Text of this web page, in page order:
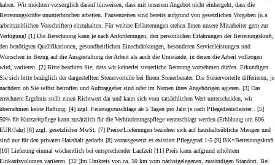
haben. Wir möchten vorsorglich darauf hinweisen, dass mit unserem Angebot nicht einhergeht, dass die
Betreuungskräfte ununterbrochen arbeiten. Pausenzeiten sind bereits aufgrund von gesetzlichen Vorgaben (u.a.
arbeitszeitlichen Vorschriften) einzuhalten. Für weitere Erläuterungen stehen Ihnen unsere Mitarbeiter gern zur
Verfügung! [1] Die Berechnung kann je nach Anforderungen, den persönlichen Erfahrungen der Betreuungskraft,
den benötigten Qualifikationen, gesundheitlichen Einschränkungen, besonderen Serviceleistungen und
Wünschen in Bezug auf die Ausgestaltung der Arbeit als auch die Umstände, in denen die Arbeit vollzogen
wird, variieren. [2] Bitte beachten Sie, dass wir keinerlei steuerliche Beratung vornehmen dürfen. Erkundigen
Sie sich bitte bezüglich der dargestellten Steuervorteile bei Ihrem Steuerberater. Die Steuervorteile differieren, je
nachdem ob Sie selbst betroffen und Auftraggeber sind oder im Namen ihres Angehörigen agieren. [3] Das
errechnete Ergebnis stellt einen Richtwert dar und kann sich vom tatsächlichen Wert unterscheiden, wir
übernehmen keine Haftung. [4] zzgl. Feiertagszuschläge ab 5 Tagen pro Jahr je nach Pflegedienstleister . [5]
50% für Kurzzeitpflege kann zusätzlich für die Verhinderungspflege veranschlagt werden (Erhöhung um 806
EUR/Jahr) [6] zzgl. gesetzlicher MwSt. [7] Preise/Lieferungen beziehen sich auf haushaltsübliche Mengen und
sind nur für den privaten Haushalt gedacht [8] vorausgesetzt es existiert Pflegegrad 1-5 [9] BK=Betreuungskraft
[10] Lieferung einmal wöchentlich bei entsprechender Laufzeit [11] Preis kann aufgrund erhöhtem
Einkaufsvolumen variieren [12 ]Im Umkreis von ca. 50 km vom nächstgelegenen, zuständigen Standort. Bei